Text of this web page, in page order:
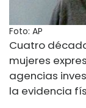
Foto: AP
Cuatro
mujeres
agencias
la evidencia